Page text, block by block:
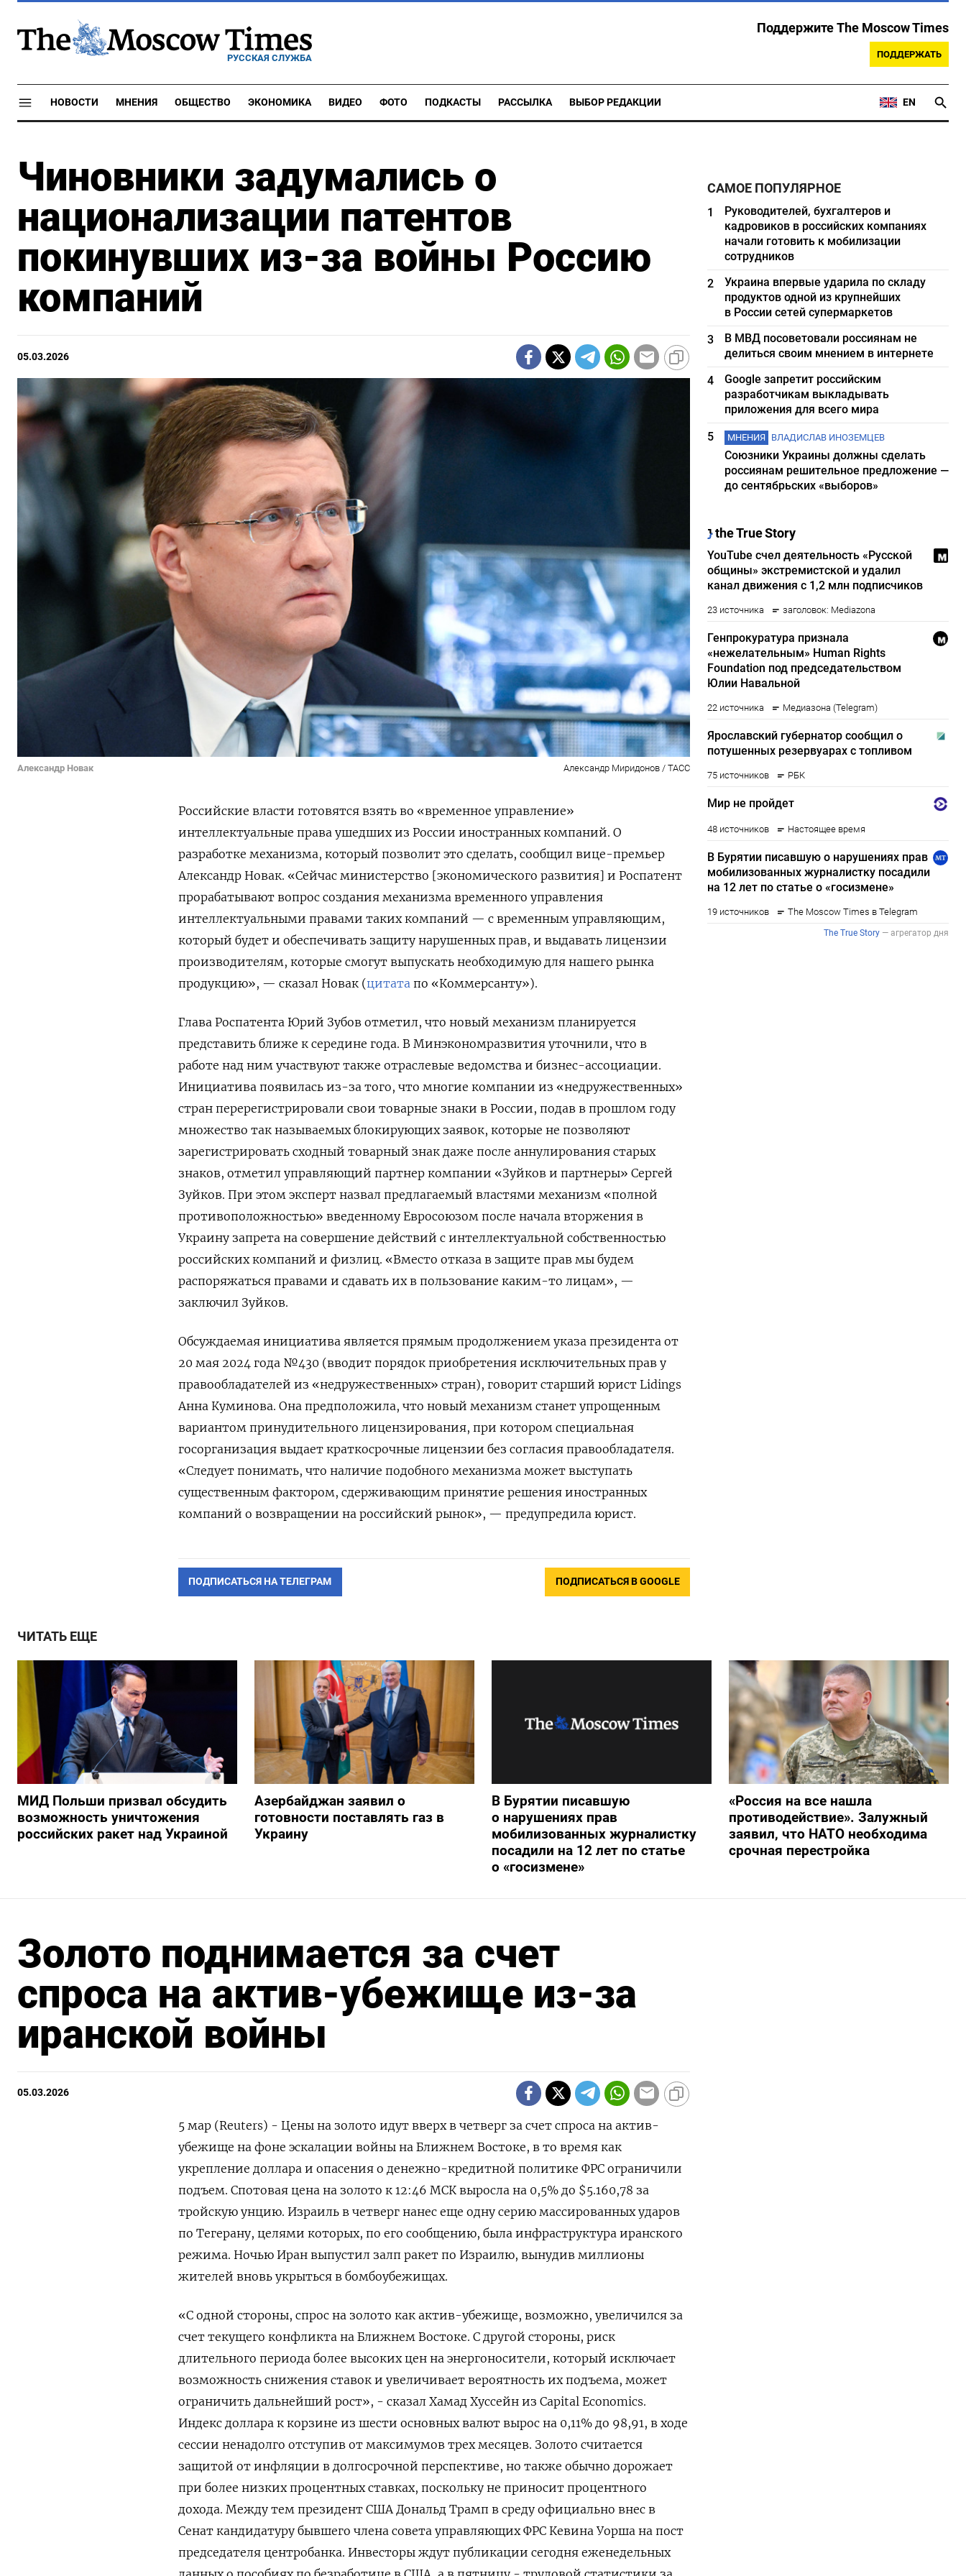
РУССКАЯ СЛУЖБА
Поддержите The Moscow Times
ПОДДЕРЖАТЬ
НОВОСТИ МНЕНИЯ ОБЩЕСТВО ЭКОНОМИКА ВИДЕО ФОТО ПОДКАСТЫ РАССЫЛКА ВЫБОР РЕДАКЦИИ EN
Чиновники задумались о
национализации патентов
покинувших из-за войны Россию
компаний
05.03.2026
Александр Новак Александр Миридонов / ТАСС
Российские власти готовятся взять во «временное управление»
интеллектуальные права ушедших из России иностранных компаний. О
разработке механизма, который позволит это сделать, сообщил вице-премьер
Александр Новак. «Сейчас министерство [экономического развития] и Роспатент
прорабатывают вопрос создания механизма временного управления
интеллектуальными правами таких компаний — с временным управляющим,
который будет и обеспечивать защиту нарушенных прав, и выдавать лицензии
производителям, которые смогут выпускать необходимую для нашего рынка
продукцию», — сказал Новак (цитата по «Коммерсанту»).
Глава Роспатента Юрий Зубов отметил, что новый механизм планируется
представить ближе к середине года. В Минэкономразвития уточнили, что в
работе над ним участвуют также отраслевые ведомства и бизнес-ассоциации.
Инициатива появилась из-за того, что многие компании из «недружественных»
стран перерегистрировали свои товарные знаки в России, подав в прошлом году
множество так называемых блокирующих заявок, которые не позволяют
зарегистрировать сходный товарный знак даже после аннулирования старых
знаков, отметил управляющий партнер компании «Зуйков и партнеры» Сергей
Зуйков. При этом эксперт назвал предлагаемый властями механизм «полной
противоположностью» введенному Евросоюзом после начала вторжения в
Украину запрета на совершение действий с интеллектуальной собственностью
российских компаний и физлиц. «Вместо отказа в защите прав мы будем
распоряжаться правами и сдавать их в пользование каким-то лицам», —
заключил Зуйков.
Обсуждаемая инициатива является прямым продолжением указа президента от
20 мая 2024 года №430 (вводит порядок приобретения исключительных прав у
правообладателей из «недружественных» стран), говорит старший юрист Lidings
Анна Куминова. Она предположила, что новый механизм станет упрощенным
вариантом принудительного лицензирования, при котором специальная
госорганизация выдает краткосрочные лицензии без согласия правообладателя.
«Следует понимать, что наличие подобного механизма может выступать
существенным фактором, сдерживающим принятие решения иностранных
компаний о возвращении на российский рынок», — предупредила юрист.
ПОДПИСАТЬСЯ НА ТЕЛЕГРАМ ПОДПИСАТЬСЯ В GOOGLE
САМОЕ ПОПУЛЯРНОЕ
1
Руководителей, бухгалтеров и
кадровиков в российских компаниях
начали готовить к мобилизации
сотрудников
2
Украина впервые ударила по складу
продуктов одной из крупнейших
в России сетей супермаркетов
3
В МВД посоветовали россиянам не
делиться своим мнением в интернете
4
Google запретит российским
разработчикам выкладывать
приложения для всего мира
5
МНЕНИЯ ВЛАДИСЛАВ ИНОЗЕМЦЕВ
Союзники Украины должны сделать
россиянам решительное предложение —
до сентябрьских «выборов»
ЧИТАТЬ ЕЩЕ
МИД Польши призвал обсудить
возможность уничтожения
российских ракет над Украиной
Азербайджан заявил о
готовности поставлять газ в
Украину
В Бурятии писавшую
о нарушениях прав
мобилизованных журналистку
посадили на 12 лет по статье
о «госизмене»
«Россия на все нашла
противодействие». Залужный
заявил, что НАТО необходима
срочная перестройка
Золото поднимается за счет
спроса на актив-убежище из-за
иранской войны
05.03.2026
5 мар (Reuters) - Цены на золото идут вверх в четверг за счет спроса на актив-
убежище на фоне эскалации войны на Ближнем Востоке, в то ‌время как
укрепление доллара и опасения о денежно-кредитной политике ФРС ограничили
подъем. Спотовая цена на золото к 12:46 МСК выросла на 0,5% до $5.160,78 за ​
тройскую унцию. Израиль в четверг ​нанес еще ​одну серию ⁠массированных ударов
по Тегерану, целями которых, по его ‌сообщению, была инфраструктура иранского
режима. Ночью ‌Иран выпустил залп ракет по Израилю, вынудив миллионы
жителей вновь укрыться в ​бомбоубежищах.
«С одной стороны, спрос на золото как актив-убежище, возможно, ‌увеличился за
счет текущего конфликта на Ближнем Востоке. С ​другой стороны, риск
длительного периода более высоких цен на энергоносители, который ‌исключает
возможность снижения ставок и увеличивает вероятность их подъема, может
ограничить дальнейший рост», - сказал Хамад Хуссейн из Capital Economics.
Индекс ​доллара к корзине ​из шести основных ‌валют вырос на 0,11% до 98,91, в ходе
сессии ненадолго ​отступив от максимумов трех месяцев. Золото считается
защитой от инфляции в долгосрочной перспективе, но также обычно дорожает
при более низких процентных ставках, поскольку не приносит процентного
дохода. Между тем президент США Дональд Трамп в среду официально внес в
Сенат кандидатуру бывшего члена совета управляющих ФРС Кевина Уорша ​на пост
председателя ⁠центробанка. Инвесторы ждут публикации сегодня еженедельных